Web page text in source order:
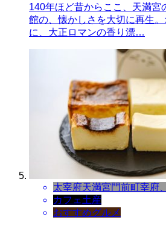
140年ほど昔からここ、天満宮
館の、懐かしさを大切に再生
に、大正ロマンの香り漂…
太宰府天満宮門前町宰府
カフェ 土産
おすすめグルメ